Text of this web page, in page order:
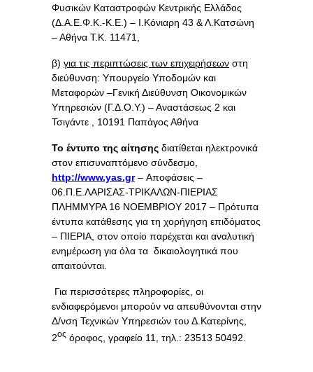
Φυσικών Καταστροφών Κεντρικής Ελλάδος
(Δ.Α.Ε.Φ.Κ.-Κ.Ε.) – Ι.Κόνιαρη 43 & Λ.Κατσώνη
– Αθήνα Τ.Κ. 11471,
β) για τις περιπτώσεις των επιχειρήσεων στη
διεύθυνση: Υπουργείο Υποδομών και
Μεταφορών –Γενική Διεύθυνση Οικονομικών
Υπηρεσιών (Γ.Δ.Ο.Υ.) – Αναστάσεως 2 και
Τσιγάντε , 10191 Παπάγος Αθήνα
Το έντυπο της αίτησης διατίθεται ηλεκτρονικά
στον επισυναπτόμενο σύνδεσμο,
http://www.yas.gr– Αποφάσεις –
06.Π.Ε.ΛΑΡΙΣΑΣ-ΤΡΙΚΑΛΩΝ-ΠΙΕΡΙΑΣ
ΠΛΗΜΜΥΡΑ 16 ΝΟΕΜΒΡΙΟΥ 2017 – Πρότυπα
έντυπα κατάθεσης για τη χορήγηση επιδόματος
– ΠΙΕΡΙΑ, στον οποίο παρέχεται και αναλυτική
ενημέρωση για όλα τα δικαιολογητικά που
απαιτούνται.
Για περισσότερες πληροφορίες, οι
ενδιαφερόμενοι μπορούν να απευθύνονται στην
Δ/νση Τεχνικών Υπηρεσιών του Δ.Κατερίνης,
2ος όροφος, γραφείο 11, τηλ.: 23513 50492.